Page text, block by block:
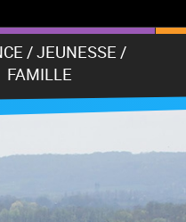
/ JEUNESSE /
FAMILLE